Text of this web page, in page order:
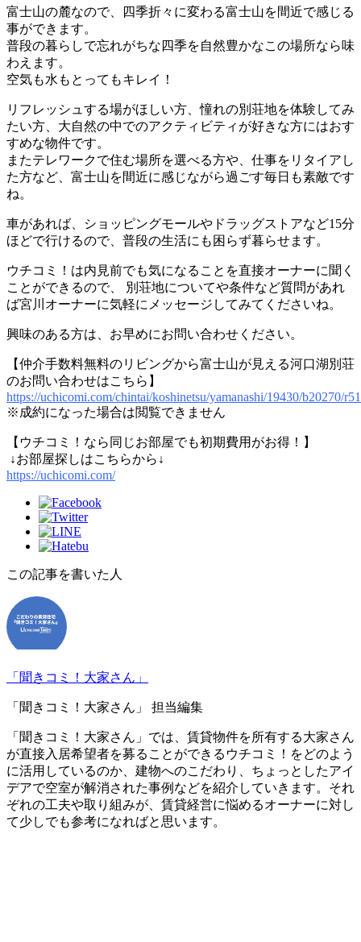
富士山の麓なので、四季折々に変わる富士山を間近で感じる
事ができます。
普段の暮らしで忘れがちな四季を自然豊かなこの場所なら味
わえます。
空気も水もとってもキレイ！
リフレッシュする場がほしい方、憧れの別荘地を体験してみ
たい方、大自然の中でのアクティビティが好きな方にはおす
すめな物件です。
またテレワークで住む場所を選べる方や、仕事をリタイアし
た方など、富士山を間近に感じながら過ごす毎日も素敵です
ね。
車があれば、ショッピングモールやドラッグストアなど15分
ほどで行けるので、普段の生活にも困らず暮らせます。
ウチコミ！は内見前でも気になることを直接オーナーに聞く
ことができるので、 別荘地についてや条件など質問があれ
ば宮川オーナーに気軽にメッセージしてみてくださいね。
興味のある方は、お早めにお問い合わせください。
【仲介手数料無料のリビングから富士山が見える河口湖別荘
のお問い合わせはこちら】
https://uchicomi.com/chintai/koshinetsu/yamanashi/19430/b20270/
※成約になった場合は閲覧できません
【ウチコミ！なら同じお部屋でも初期費用がお得！】
↓お部屋探しはこちらから↓
https://uchicomi.com/
この記事を書いた人
「聞きコミ！大家さん」
「聞きコミ！大家さん」 担当編集
「聞きコミ！大家さん」では、賃貸物件を所有する大家さん
が直接入居希望者を募ることができるウチコミ！をどのよう
に活用しているのか、建物へのこだわり、ちょっとしたアイ
デアで空室が解消された事例などを紹介していきます。それ
ぞれの工夫や取り組みが、賃貸経営に悩めるオーナーに対し
て少しでも参考になればと思います。